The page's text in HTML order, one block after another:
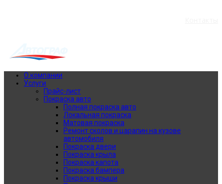
О компании
Услуги
Прайс-лист
Покраска авто
Полная покраска авто
Локальная покраска
Матовая покраска
Ремонт сколов и царапин на кузове
автомобиля
Покраска двери
Покраска крыла
Покраска капота
Покраска бампера
Покраска крыши